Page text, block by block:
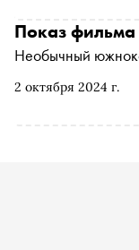
кинематографе,
известных во
(«Паразиты»,
Чханука
2 октября 2024 г.
Показ фильма
Необычный